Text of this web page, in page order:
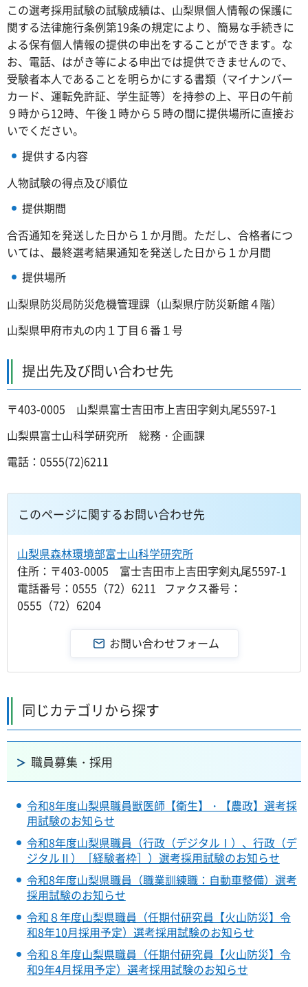
この選考採用試験の試験成績は、山梨県個人情報の保護に
関する法律施行条例第19条の規定により、簡易な手続きに
よる保有個人情報の提供の申出をすることができます。な
お、電話、はがき等による申出では提供できませんので、
受験者本人であることを明らかにする書類（マイナンバー
カード、運転免許証、学生証等）を持参の上、平日の午前
９時から12時、午後１時から５時の間に提供場所に直接お
いでください。
提供する内容
人物試験の得点及び順位
提供期間
合否通知を発送した日から１か月間。ただし、合格者につ
いては、最終選考結果通知を発送した日から１か月間
提供場所
山梨県防災局防災危機管理課（山梨県庁防災新館４階）
山梨県甲府市丸の内１丁目６番１号
提出先及び問い合わせ先
〒403-0005 山梨県富士吉田市上吉田字剣丸尾5597-1
山梨県富士山科学研究所 総務・企画課
電話：0555(72)6211
このページに関するお問い合わせ先
山梨県森林環境部富士山科学研究所
住所：〒403-0005 富士吉田市上吉田字剣丸尾5597-1
電話番号：0555（72）6211 ファクス番号：
0555（72）6204
同じカテゴリから探す
職員募集・採用
令和8年度山梨県職員獣医師【衛生】・【農政】選考採
用試験のお知らせ
令和8年度山梨県職員（行政（デジタルⅠ）、行政（デ
ジタルⅡ）［経験者枠］）選考採用試験のお知らせ
令和8年度山梨県職員（職業訓練職：自動車整備）選考
採用試験のお知らせ
令和８年度山梨県職員（任期付研究員【火山防災】令
和8年10月採用予定）選考採用試験のお知らせ
令和８年度山梨県職員（任期付研究員【火山防災】令
和9年4月採用予定）選考採用試験のお知らせ